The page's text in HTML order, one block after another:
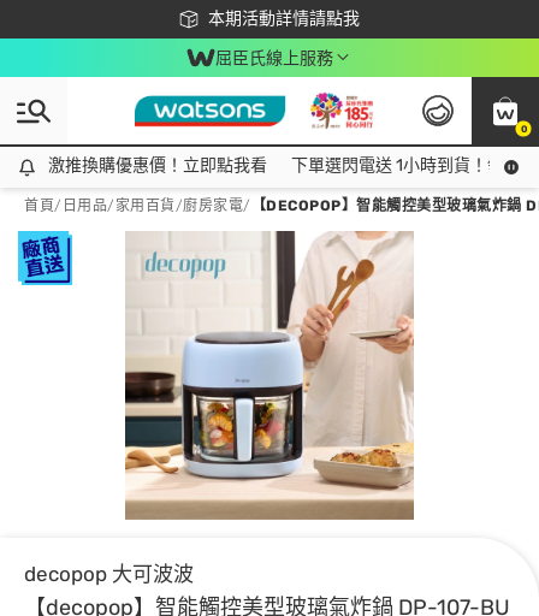
本期活動詳情請點我
下載app最高回饋$350
屈臣氏線上服務
0
激推換購優惠價！立即點我看
激推換購優惠價！立即點我看 下單選閃電送 1小時到貨！領神
首頁/ 日用品/ 家用百貨/廚房家電/ 【DECOPOP】智能觸控美型玻璃氣炸鍋
decopop 大可波波
【decopop】智能觸控美型玻璃氣炸鍋 DP-107-BU